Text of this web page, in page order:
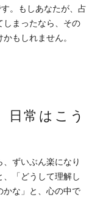
。もしあなたが、占
しまったなら、その
もしれません。
日常はこう
ずいぶん楽になり
「どうして理解し
かな」と、心の中で